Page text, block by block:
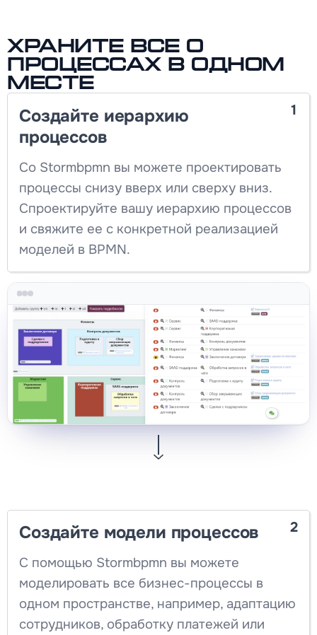
Храните все о
процессах в одном
месте
1
Создайте иерархию
процессов
Со Stormbpmn вы можете проектировать
процессы снизу вверх или сверху вниз.
Спроектируйте вашу иерархию процессов
и свяжите ее с конкретной реализацией
моделей в BPMN.
2
Создайте модели процессов
С помощью Stormbpmn вы можете
моделировать все бизнес-процессы в
одном пространстве, например, адаптацию
сотрудников, обработку платежей или